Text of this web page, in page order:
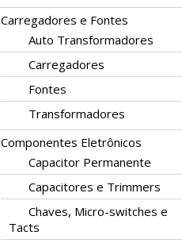
Carregadores e Fontes
Auto Transformadores
Carregadores
Fontes
Transformadores
Componentes Eletrônicos
Capacitor Permanente
Capacitores e Trimmers
Chaves, Micro-switches e
Tacts